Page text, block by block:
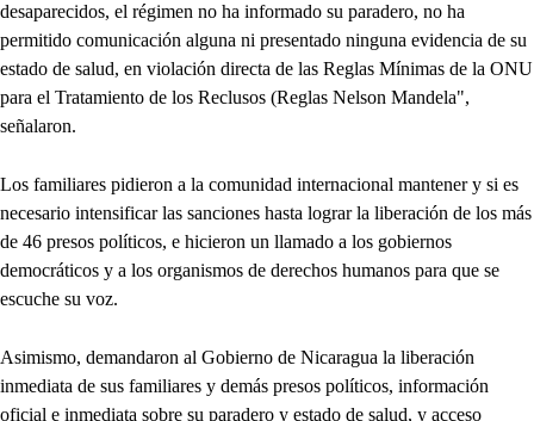
desaparecidos, el régimen no ha informado su paradero, no ha
permitido comunicación alguna ni presentado ninguna evidencia de su
estado de salud, en violación directa de las Reglas Mínimas de la ONU
para el Tratamiento de los Reclusos (Reglas Nelson Mandela",
señalaron.
Los familiares pidieron a la comunidad internacional mantener y si es
necesario intensificar las sanciones hasta lograr la liberación de los más
de 46 presos políticos, e hicieron un llamado a los gobiernos
democráticos y a los organismos de derechos humanos para que se
escuche su voz.
Asimismo, demandaron al Gobierno de Nicaragua la liberación
inmediata de sus familiares y demás presos políticos, información
oficial e inmediata sobre su paradero y estado de salud, y acceso